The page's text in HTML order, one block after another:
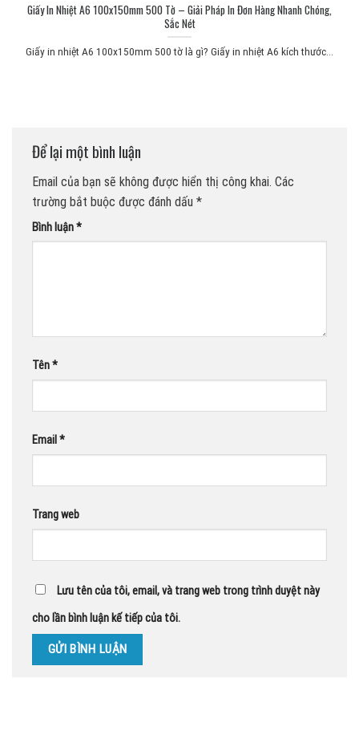
Giấy In Nhiệt A6 100x150mm 500 Tờ – Giải Pháp In Đơn Hàng Nhanh Chóng,
Sắc Nét
Giấy in nhiệt A6 100x150mm 500 tờ là gì? Giấy in nhiệt A6 kích thước...
Để lại một bình luận
Email của bạn sẽ không được hiển thị công khai. Các
trường bắt buộc được đánh dấu *
Bình luận*
Tên*
Email *
Trang web
Lưu tên của tôi, email, và trang web trong trình duyệt này
cho lần bình luận kế tiếp của tôi.